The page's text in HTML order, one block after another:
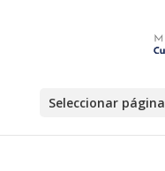
Seleccionar página